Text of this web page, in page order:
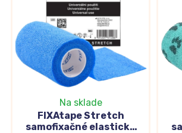
Na sklade
FIXAtape Stretch
samofixačné elastické